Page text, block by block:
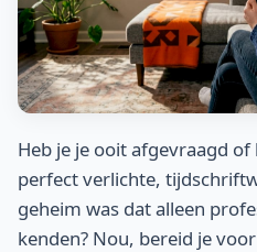
Heb je je ooit afgevraagd
perfect verlichte,
geheim was dat alleen
kenden? Nou, bereid je